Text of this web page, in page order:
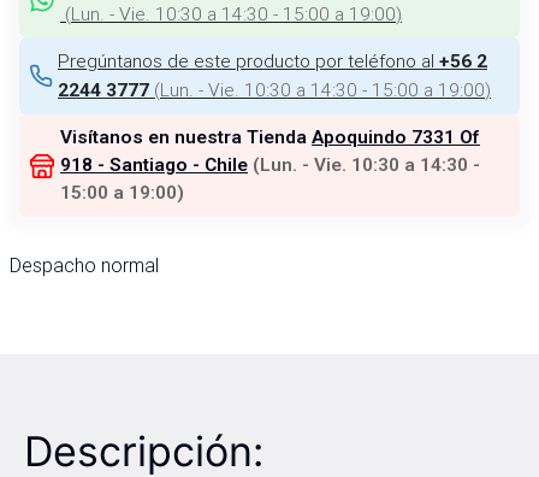
(Lun. - Vie. 10:30 a 14:30 - 15:00 a 19:00)
Pregúntanos de este producto por teléfono al +56 2
2244 3777 (Lun. - Vie. 10:30 a 14:30 - 15:00 a 19:00)
Visítanos en nuestra Tienda Apoquindo 7331 Of
918 - Santiago - Chile (Lun. - Vie. 10:30 a 14:30 -
15:00 a 19:00)
Despacho normal
Descripción: